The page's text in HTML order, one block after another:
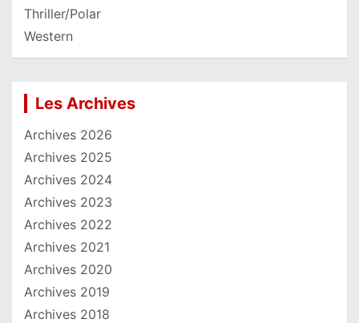
Thriller/Polar
Western
Les Archives
Archives 2026
Archives 2025
Archives 2024
Archives 2023
Archives 2022
Archives 2021
Archives 2020
Archives 2019
Archives 2018